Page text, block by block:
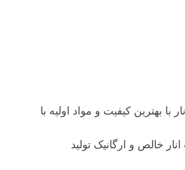
بهترین کیفیت و مواد اولیه با
خالص و ارگانیک تولید